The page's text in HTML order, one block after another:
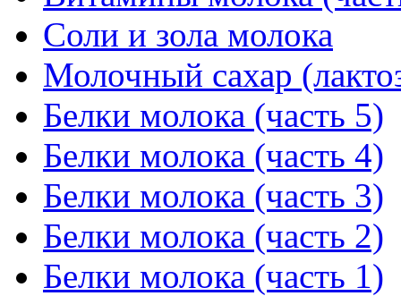
Соли и зола молока
Молочный сахар
Белки молока (часть 5)
Белки молока (часть 4)
Белки молока (часть 3)
Белки молока (часть 2)
Белки молока (часть 1)